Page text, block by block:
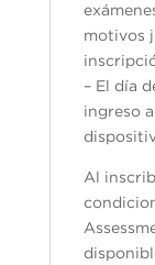
motivos
– El día
ingreso
Al